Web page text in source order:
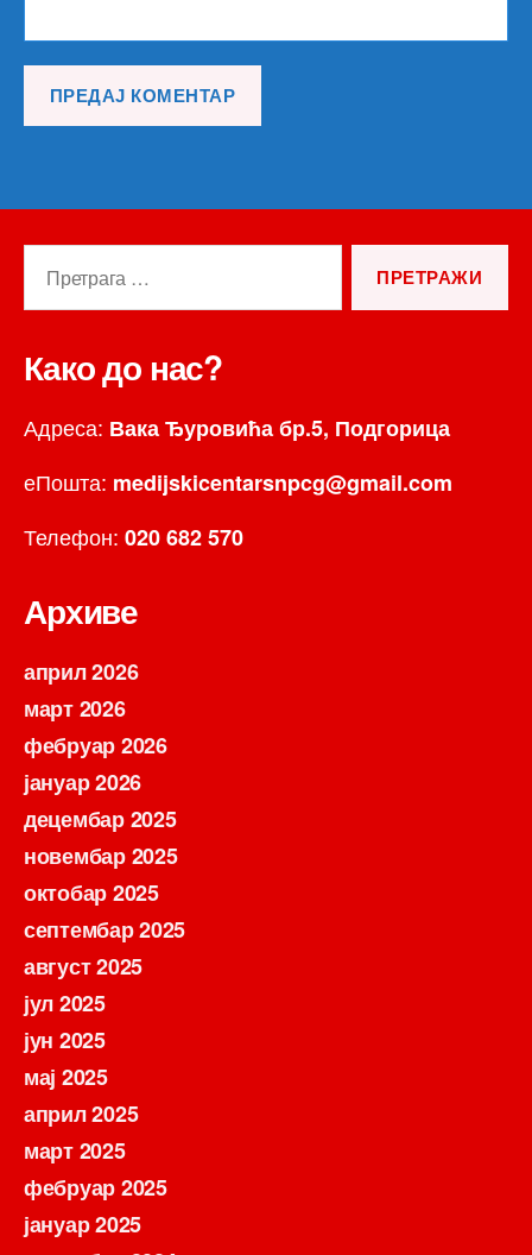
Како до нас?
Адреса: Вака Ђуровића бр.5, Подгорица
еПошта: medijskicentarsnpcg@gmail.com
Телефон: 020 682 570
Архиве
април 2026
март 2026
фебруар 2026
јануар 2026
децембар 2025
новембар 2025
октобар 2025
септембар 2025
август 2025
јул 2025
јун 2025
мај 2025
април 2025
март 2025
фебруар 2025
јануар 2025